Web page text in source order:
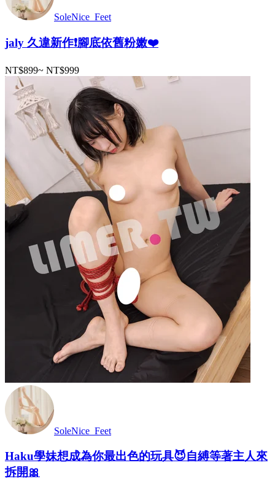
SoleNice_Feet
jaly 久違新作❗️腳底依舊粉嫩❤️
NT$899~ NT$999
SoleNice_Feet
Haku學妹想成為你最出色的玩具😈自縛等著主人來
拆開🎀